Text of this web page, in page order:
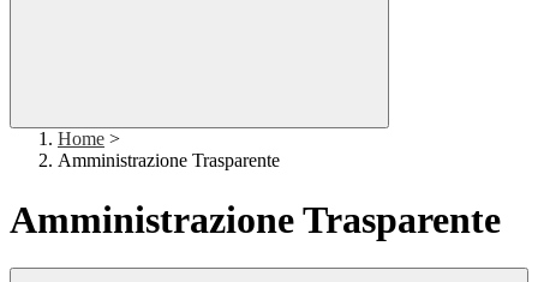
Home >
Amministrazione Trasparente
Amministrazione Trasparente